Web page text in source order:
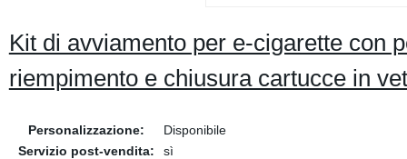
Kit di avviamento per e-cigarette con
riempimento e chiusura cartucce in
Personalizzazione:
Disponibile
Servizio post-vendita:
sì